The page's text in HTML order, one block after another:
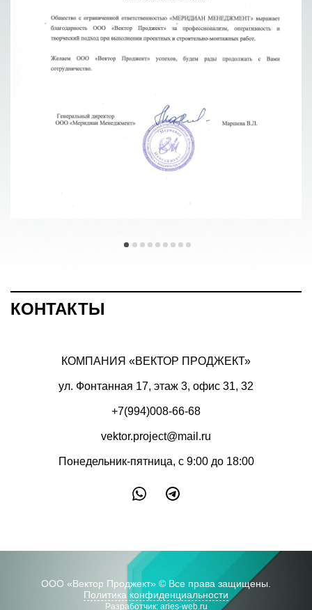
КОНТАКТЫ
КОМПАНИЯ «ВЕКТОР ПРОДЖЕКТ»
ул. Фонтанная 17, этаж 3, офис 31, 32
+7(994)008-66-68
vektor.project@mail.ru
Понедельник-пятница, с 9:00 до 18:00
ООО «Вектор Проджект» © Все права защищены.
Политика конфиденциальности
Разработчик: aries-web.ru